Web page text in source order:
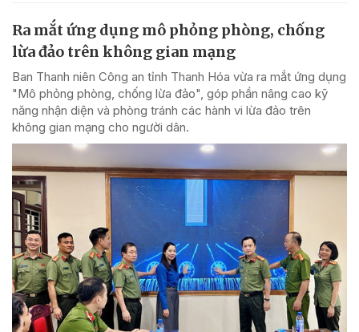
Ra mắt ứng dụng mô phỏng phòng, chống
lừa đảo trên không gian mạng
Ban Thanh niên Công an tỉnh Thanh Hóa vừa ra mắt ứng dụng
"Mô phỏng phòng, chống lừa đảo", góp phần nâng cao kỹ
năng nhận diện và phòng tránh các hành vi lừa đảo trên
không gian mạng cho người dân.